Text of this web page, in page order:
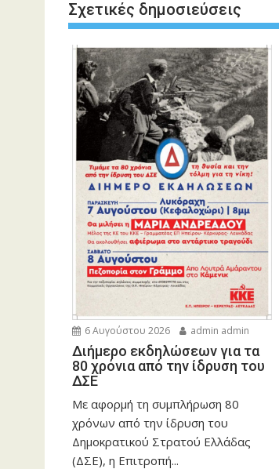
Σχετικές δημοσιεύσεις
6 Αυγούστου 2026 admin admin
Διήμερο εκδηλώσεων για τα
80 χρόνια από την ίδρυση του
ΔΣΕ
Με αφορμή τη συμπλήρωση 80
χρόνων από την ίδρυση του
Δημοκρατικού Στρατού Ελλάδας
(ΔΣΕ), η Επιτροπή...